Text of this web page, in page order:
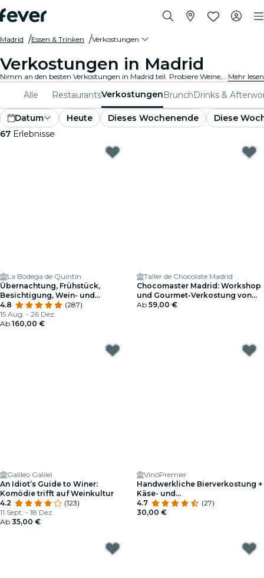
Madrid Essen & Trinken Verkostungen
Verkostungen in Madrid
Nimm an den besten Verkostungen in Madrid teil. Probiere Weine, handwerklich gebraute Biere und Gourmetgerichte und erfahre dabei wissenswerte Einzelheiten von Experten. Mehr lesen
Alle RestaurantsVerkostungenBrunchDrinks &
Datum Heute Dieses Wochenende
Diese
67 Erlebnisse
La Bodega de Quintín
Übernachtung, Frühstück,
Besichtigung, Wein- und
Käseverkostung.
4.8
(287)
15 Aug. - 26 Dez.
Ab 160,00 €
Taller de Chocolate Madrid
Chocomaster Madrid: Workshop
und Gourmet-Verkostung von
Professionellen Pralinen
Ab 59,00 €
Galileo Galilei
An Idiot’s Guide to Winer:
Komödie trifft auf Weinkultur
4.2
(123)
11 Sept. - 18 Dez.
Ab 35,00 €
VinoPremier
Handwerkliche Bierverkostung +
Käse- und
Schokoladenverkostung
4.7
(27)
30,00 €